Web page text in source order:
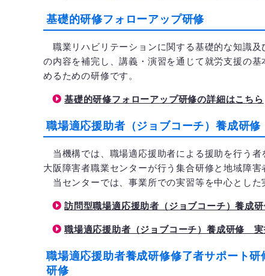
基礎的研修フォローアップ研修
職業リハビリテーションに関する基礎的な知識
の内容を補完し、講義・演習を通じて就労支援の
めるための研修です。
基礎的研修フォローアップ研修の詳細はこちら
職場適応援助者（ジョブコーチ）養成研修
当機構では、職場適応援助者による援助を行う
大阪障害者職業センターが行う集合研修と地域障
当センターでは、事業所での実習等を中心とした
訪問型職場適応援助者（ジョブコーチ）養成
職場適応援助者（ジョブコーチ）養成研修 実
職場適応援助者養成研修修了者サポート
研修